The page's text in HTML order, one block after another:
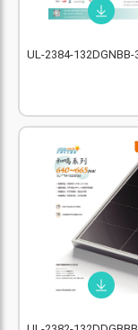
UL-2384-132DGNBB-